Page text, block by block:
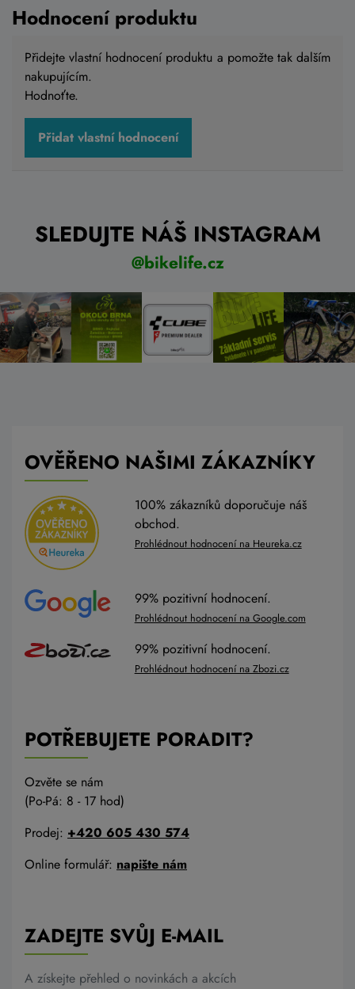
M 52-57 cm,L 57-62 cm,XL 59-64 cm
Hodnocení produktu
Přidejte vlastní hodnocení produktu a pomožte tak dalším
nakupujícím.
Hodnoťte.
Přidat vlastní hodnocení
SLEDUJTE NÁŠ INSTAGRAM
@bikelife.cz
OVĚŘENO NAŠIMI ZÁKAZNÍKY
100% zákazníků doporučuje náš
obchod.
Prohlédnout hodnocení na Heureka.cz
99% pozitivní hodnocení.
Prohlédnout hodnocení na Google.com
99% pozitivní hodnocení.
Prohlédnout hodnocení na Zbozi.cz
POTŘEBUJETE PORADIT?
Ozvěte se nám
(Po-Pá: 8 - 17 hod)
Prodej: +420 605 430 574
Online formulář: napište nám
ZADEJTE SVŮJ E-MAIL
A získejte přehled o novinkách a akcích